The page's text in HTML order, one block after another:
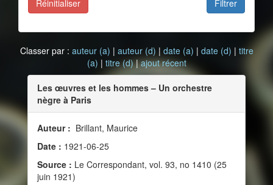
Filtrer
Réinitialiser
Classer par : auteur (a) | auteur (d) | date (a) | date (d) | titre
(a) | titre (d)|ajout récent
Les œuvres et les hommes – Un orchestre
nègre à Paris
Auteur : Brillant, Maurice
Date : 1921-06-25
Source : Le Correspondant, vol. 93, no 1410 (25
juin 1921)